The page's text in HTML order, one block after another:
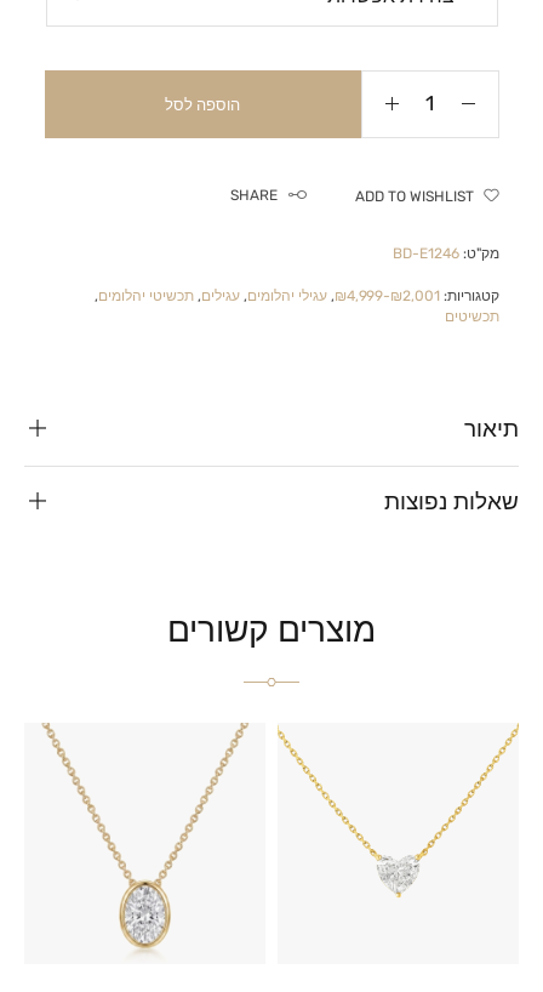
הוספה לסל
ADD TO WISHLIST
SHARE
מק"ט:BD-E1246
קטגוריות:₪2,001-₪4,999
,עגילי יהלומים,עגילים,תכשיטי יהלומים,
תכשיטים
תיאור
שאלות נפוצות
מוצרים קשורים